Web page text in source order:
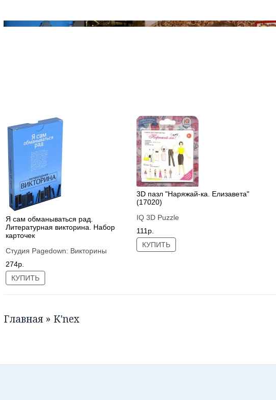
Я сам обманываться рад.
Литературная викторина. Набор
карточек
Студия Pagedown: Викторины
274р.
КУПИТЬ
3D пазл "Наряжай-ка. Елизавета"
(17020)
IQ 3D Puzzle
111р.
КУПИТЬ
Главная » K'nex